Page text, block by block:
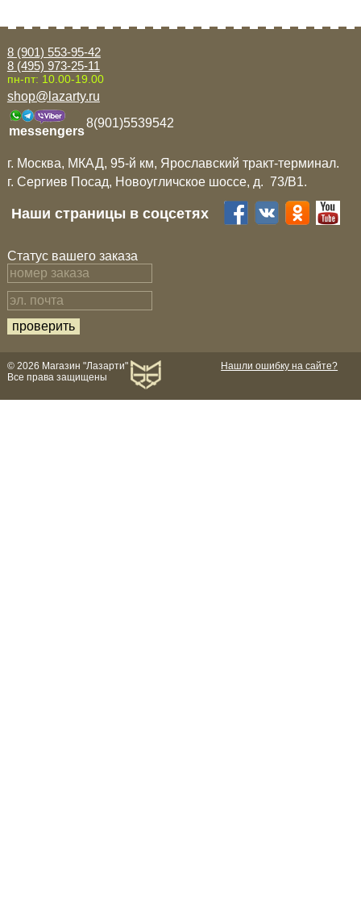
8 (901) 553-95-42
8 (495) 973-25-11
пн-пт: 10.00-19.00
shop@lazarty.ru
messengers
8(901)5539542
г. Москва, МКАД, 95-й км, Ярославский тракт-терминал.
г. Сергиев Посад, Новоугличское шоссе, д. 73/B1.
Наши страницы в соцсетях
Статус вашего заказа
Нашли ошибку на сайте?
© 2026 Магазин "Лазарти"
Все права защищены